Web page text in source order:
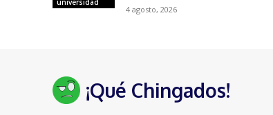
universidad
4 agosto, 2026
¡Qué Chingados!